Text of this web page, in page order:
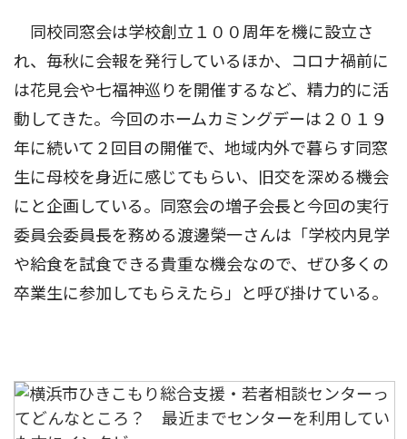
同校同窓会は学校創立１００周年を機に設立さ
れ、毎秋に会報を発行しているほか、コロナ禍前に
は花見会や七福神巡りを開催するなど、精力的に活
動してきた。今回のホームカミングデーは２０１９
年に続いて２回目の開催で、地域内外で暮らす同窓
生に母校を身近に感じてもらい、旧交を深める機会
にと企画している。同窓会の増子会長と今回の実行
委員会委員長を務める渡邊榮一さんは「学校内見学
や給食を試食できる貴重な機会なので、ぜひ多くの
卒業生に参加してもらえたら」と呼び掛けている。